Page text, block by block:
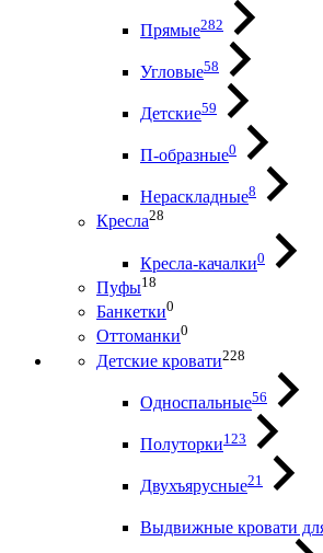
Прямые282
Угловые58
Детские59
П-образные0
Нераскладные8
Кресла28
Кресла-качалки0
Пуфы18
Банкетки0
Оттоманки0
Детские кровати228
Односпальные56
Полуторки123
Двухъярусные21
Выдвижные кровати